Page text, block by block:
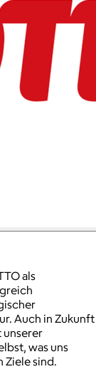
als
Auch in Zukunft
unserer
was uns
Ziele sind.